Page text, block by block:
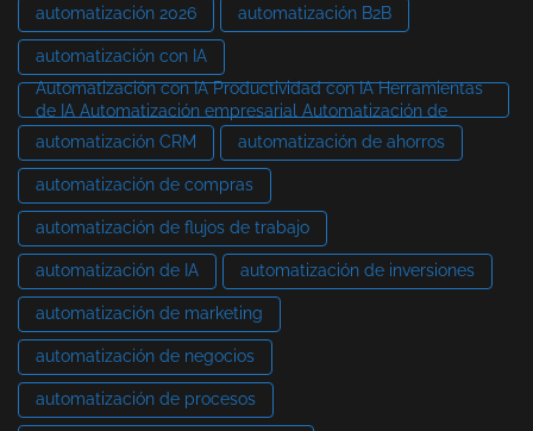
automatización 2026
automatización B2B
automatización con IA
Automatización con IA Productividad con IA Herramientas
de IA Automatización empresarial Automatización de
automatización CRM
automatización de ahorros
automatización de compras
automatización de flujos de trabajo
automatización de IA automatización de inversiones
automatización de marketing
automatización de negocios
automatización de procesos